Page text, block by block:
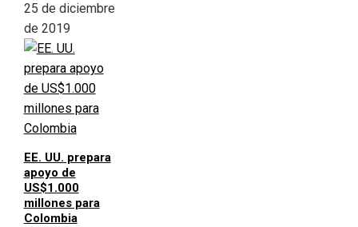
25 de diciembre
de 2019
EE. UU. prepara
apoyo de
US$1.000
millones para
Colombia